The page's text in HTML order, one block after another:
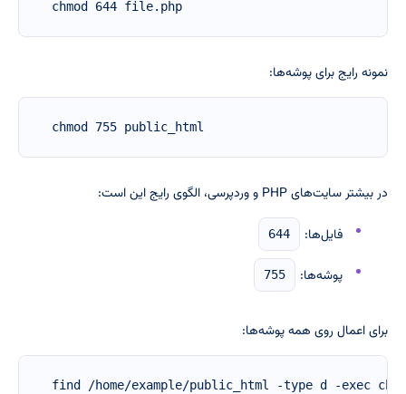
chmod 644 file.php
نمونه رایج برای پوشه‌ها:
chmod 755 public_html
در بیشتر سایت‌های PHP و وردپرسی، الگوی رایج این است:
فایل‌ها: 644
پوشه‌ها: 755
برای اعمال روی همه پوشه‌ها:
find /home/example/public_html -type d -exec